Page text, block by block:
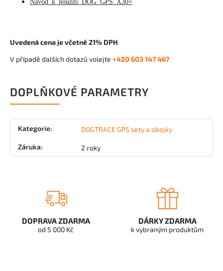
Uvedená cena je včetně 21% DPH
V případě dalších dotazů volejte +420 603 147 467
DOPLŇKOVÉ PARAMETRY
Kategorie: DOGTRACE GPS sety a obojky
Záruka: 2 roky
DOPRAVA ZDARMA
od 5 000 Kč
DÁRKY ZDARMA
k vybraným produktům